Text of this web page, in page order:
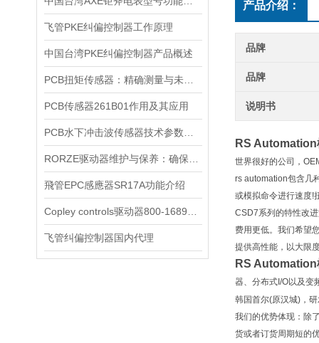
飞管PKE纠偏控制器工作原理
中国台湾PKE纠偏控制器产品概述
PCB传感器261B01作用及其应用
飛管EPC感應器SR17A功能介绍
飞管纠偏控制器国内代理
产品介绍：
品牌
品牌
说明书
RS Automation
世界很好的公司，
rs automation包含几
或模拟命令进行速度!
CSD7系列的特性改
费用更低。我们希望
提供高性能，以大限
RS Automation
器、分布式I/О以及变
韩国首尔(原汉城)，
我们的优势体现：除
货或者订货周期短的